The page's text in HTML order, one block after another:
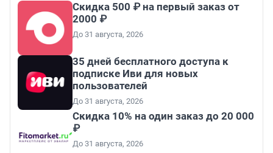
Скидка 500 ₽ на первый заказ от
2000 ₽
До 31 августа, 2026
35 дней бесплатного доступа к
подписке Иви для новых
пользователей
До 31 августа, 2026
Скидка 10% на один заказ до 20 000
₽
До 31 августа, 2026